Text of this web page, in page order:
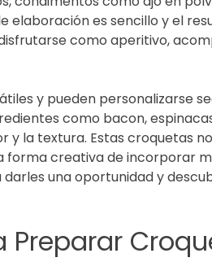
elaboración es sencillo y el
como aperitivo,
y pueden personalizarse
como bacon,
y la textura. Estas croquetas
forma creativa de incorporar
una oportunidad y
Preparar